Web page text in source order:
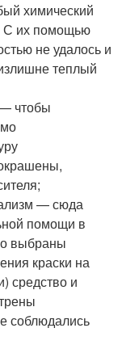
химический
С их помощью
не удалось и
теплый
чтобы
— сюда
помощи в
выбраны
краски на
средство и
соблюдались